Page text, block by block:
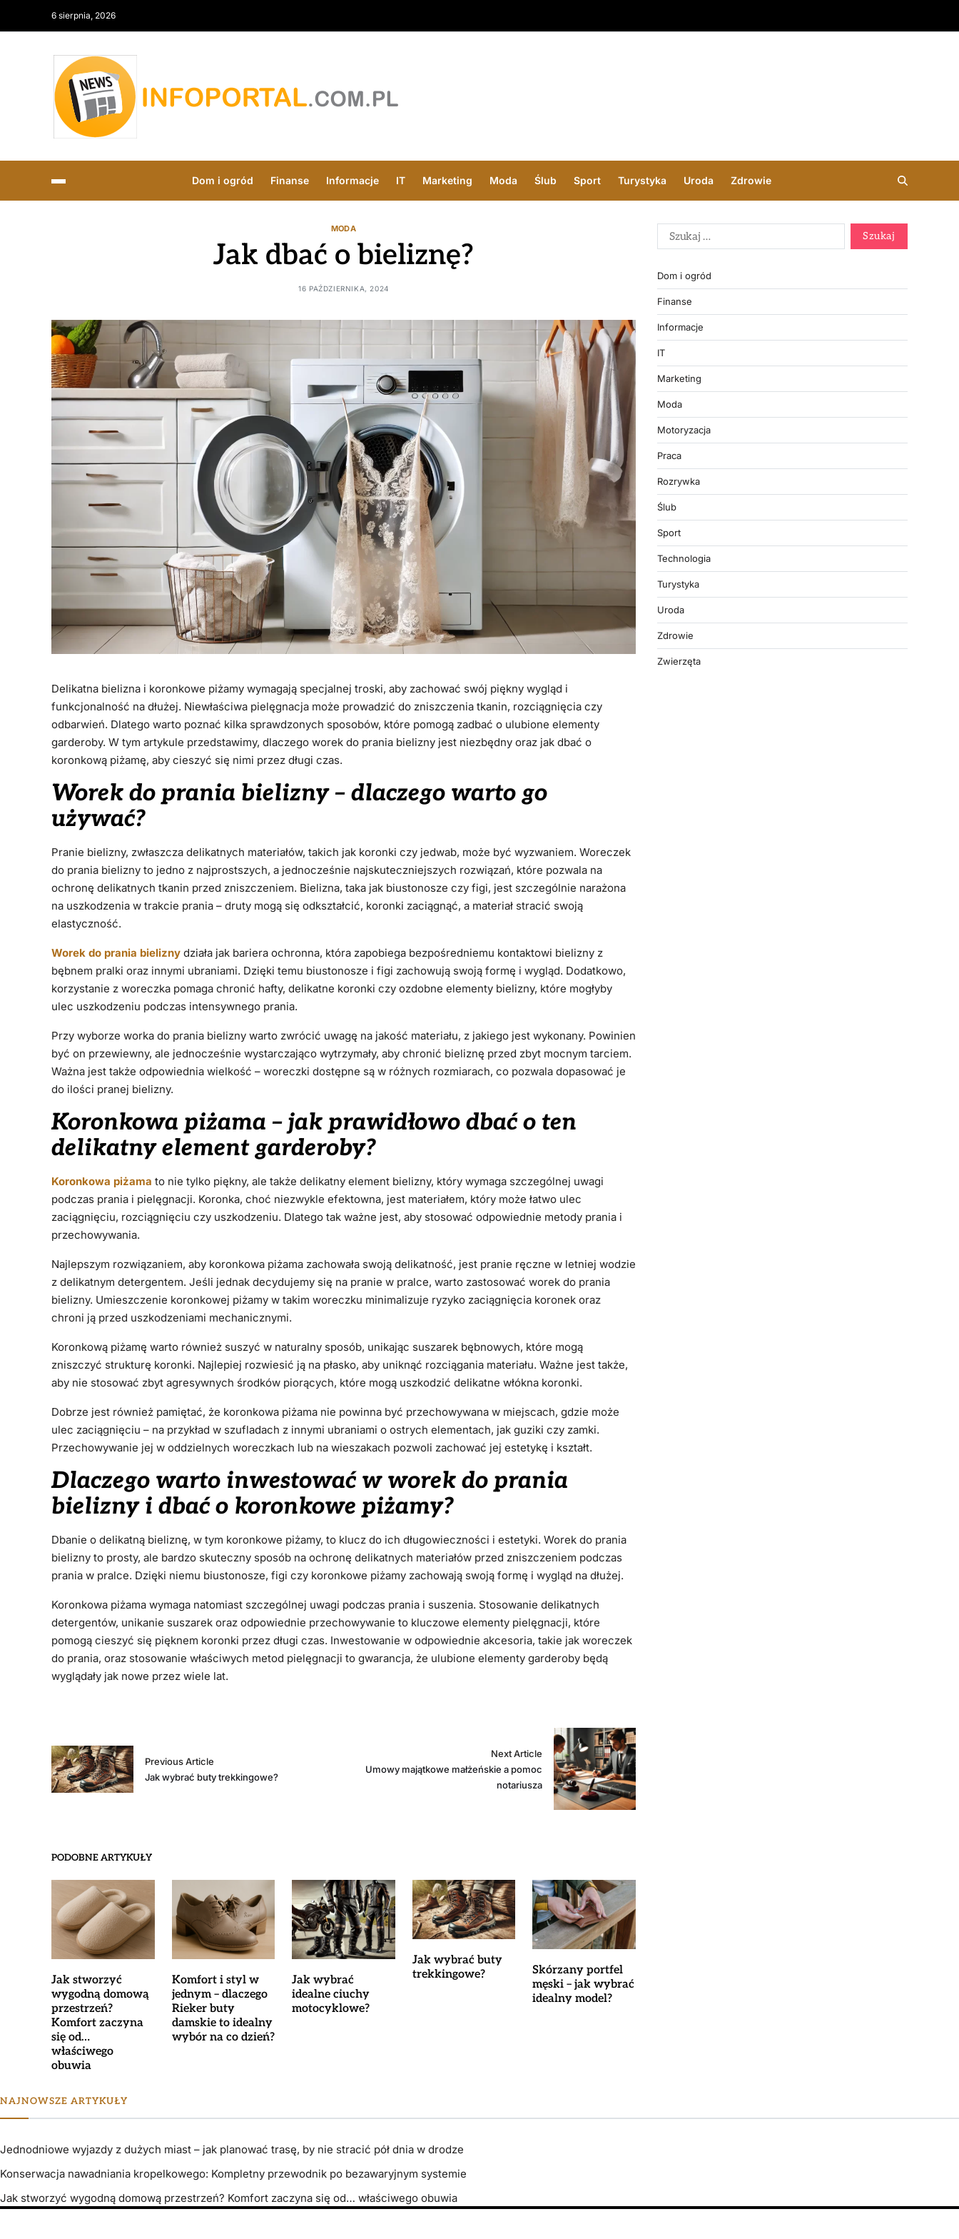
6 sierpnia, 2026
Dom i ogród Finanse Informacje IT Marketing Moda Ślub Sport Turystyka Uroda Zdrowie
MODA
Jak dbać o bieliznę?
16 PAŹDZIERNIKA, 2024
Delikatna bielizna i koronkowe piżamy wymagają specjalnej troski, aby zachować swój piękny wygląd i
funkcjonalność na dłużej. Niewłaściwa pielęgnacja może prowadzić do zniszczenia tkanin, rozciągnięcia czy
odbarwień. Dlatego warto poznać kilka sprawdzonych sposobów, które pomogą zadbać o ulubione elementy
garderoby. W tym artykule przedstawimy, dlaczego worek do prania bielizny jest niezbędny oraz jak dbać o
koronkową piżamę, aby cieszyć się nimi przez długi czas.
Worek do prania bielizny – dlaczego warto go
używać?
Pranie bielizny, zwłaszcza delikatnych materiałów, takich jak koronki czy jedwab, może być wyzwaniem. Woreczek
do prania bielizny to jedno z najprostszych, a jednocześnie najskuteczniejszych rozwiązań, które pozwala na
ochronę delikatnych tkanin przed zniszczeniem. Bielizna, taka jak biustonosze czy figi, jest szczególnie narażona
na uszkodzenia w trakcie prania – druty mogą się odkształcić, koronki zaciągnąć, a materiał stracić swoją
elastyczność.
Worek do prania bielizny działa jak bariera ochronna, która zapobiega bezpośredniemu kontaktowi bielizny z
bębnem pralki oraz innymi ubraniami. Dzięki temu biustonosze i figi zachowują swoją formę i wygląd. Dodatkowo,
korzystanie z woreczka pomaga chronić hafty, delikatne koronki czy ozdobne elementy bielizny, które mogłyby
ulec uszkodzeniu podczas intensywnego prania.
Przy wyborze worka do prania bielizny warto zwrócić uwagę na jakość materiału, z jakiego jest wykonany. Powinien
być on przewiewny, ale jednocześnie wystarczająco wytrzymały, aby chronić bieliznę przed zbyt mocnym tarciem.
Ważna jest także odpowiednia wielkość – woreczki dostępne są w różnych rozmiarach, co pozwala dopasować je
do ilości pranej bielizny.
Koronkowa piżama – jak prawidłowo dbać o ten
delikatny element garderoby?
Koronkowa piżama to nie tylko piękny, ale także delikatny element bielizny, który wymaga szczególnej uwagi
podczas prania i pielęgnacji. Koronka, choć niezwykle efektowna, jest materiałem, który może łatwo ulec
zaciągnięciu, rozciągnięciu czy uszkodzeniu. Dlatego tak ważne jest, aby stosować odpowiednie metody prania i
przechowywania.
Najlepszym rozwiązaniem, aby koronkowa piżama zachowała swoją delikatność, jest pranie ręczne w letniej wodzie
z delikatnym detergentem. Jeśli jednak decydujemy się na pranie w pralce, warto zastosować worek do prania
bielizny. Umieszczenie koronkowej piżamy w takim woreczku minimalizuje ryzyko zaciągnięcia koronek oraz
chroni ją przed uszkodzeniami mechanicznymi.
Koronkową piżamę warto również suszyć w naturalny sposób, unikając suszarek bębnowych, które mogą
zniszczyć strukturę koronki. Najlepiej rozwiesić ją na płasko, aby uniknąć rozciągania materiału. Ważne jest także,
aby nie stosować zbyt agresywnych środków piorących, które mogą uszkodzić delikatne włókna koronki.
Dobrze jest również pamiętać, że koronkowa piżama nie powinna być przechowywana w miejscach, gdzie może
ulec zaciągnięciu – na przykład w szufladach z innymi ubraniami o ostrych elementach, jak guziki czy zamki.
Przechowywanie jej w oddzielnych woreczkach lub na wieszakach pozwoli zachować jej estetykę i kształt.
Dlaczego warto inwestować w worek do prania
bielizny i dbać o koronkowe piżamy?
Dbanie o delikatną bieliznę, w tym koronkowe piżamy, to klucz do ich długowieczności i estetyki. Worek do prania
bielizny to prosty, ale bardzo skuteczny sposób na ochronę delikatnych materiałów przed zniszczeniem podczas
prania w pralce. Dzięki niemu biustonosze, figi czy koronkowe piżamy zachowają swoją formę i wygląd na dłużej.
Koronkowa piżama wymaga natomiast szczególnej uwagi podczas prania i suszenia. Stosowanie delikatnych
detergentów, unikanie suszarek oraz odpowiednie przechowywanie to kluczowe elementy pielęgnacji, które
pomogą cieszyć się pięknem koronki przez długi czas. Inwestowanie w odpowiednie akcesoria, takie jak woreczek
do prania, oraz stosowanie właściwych metod pielęgnacji to gwarancja, że ulubione elementy garderoby będą
wyglądały jak nowe przez wiele lat.
Previous Article
Jak wybrać buty trekkingowe?
Next Article
Umowy majątkowe małżeńskie a pomoc
notariusza
PODOBNE ARTYKUŁY
Jak stworzyć
wygodną domową
przestrzeń?
Komfort zaczyna
się od…
właściwego
obuwia
Komfort i styl w
jednym – dlaczego
Rieker buty
damskie to idealny
wybór na co dzień?
Jak wybrać
idealne ciuchy
motocyklowe?
Jak wybrać buty
trekkingowe?
Skórzany portfel
męski – jak wybrać
idealny model?
Dom i ogród
Finanse
Informacje
IT
Marketing
Moda
Motoryzacja
Praca
Rozrywka
Ślub
Sport
Technologia
Turystyka
Uroda
Zdrowie
Zwierzęta
NAJNOWSZE ARTYKUŁY
Jednodniowe wyjazdy z dużych miast – jak planować trasę, by nie stracić pół dnia w drodze
Konserwacja nawadniania kropelkowego: Kompletny przewodnik po bezawaryjnym systemie
Jak stworzyć wygodną domową przestrzeń? Komfort zaczyna się od… właściwego obuwia